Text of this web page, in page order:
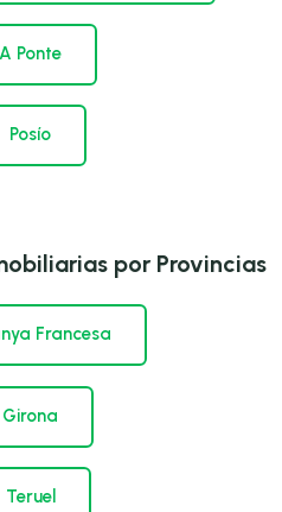
A Ponte
Posío
por Provincias
Francesa
Girona
Teruel